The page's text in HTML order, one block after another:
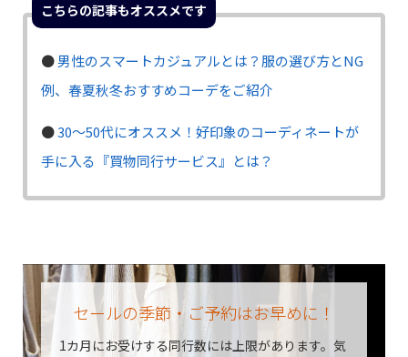
こちらの記事もオススメです
●男性のスマートカジュアルとは？服の選び方とNG
例、春夏秋冬おすすめコーデをご紹介
●30〜50代にオススメ！好印象のコーディネートが
手に入る『買物同行サービス』とは？
セールの季節・ご予約はお早めに！
1カ月にお受けする同行数には上限があります。気